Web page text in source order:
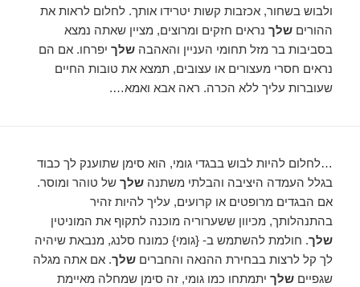
ולבוש בשחור, אכזבות קשות יטרידו אותך. לחלום לראות את
ההוריםשלך נראים חזקים ומרוצים, מציין שאתה נמצא
בסביבות בר מזל תחומי העניין והאהבהשלך יפרחו. אם הם
נראים חסרי מעצורים או עצובים, תמצא את טובות החיים
שעוברות עליך ללא הכרה. ראה אבא ואמא….
…לחלום להיות לבוש בבגדי גומי, הוא סימן שתוענק לך כבוד
בגלל העמדה היציבה והבלתי משתנהשלך של טוהר ומוסר.
אם הבגדים מרופטים או קרועים, עליך להיות זהיר
בהתנהלותך, מכיוון ששערוריה מוכנה לתקוף את המוניטין
שלך. חולמת להשתמש ב- {גומי} כמונח סלנג, מנבאת שיהיה
לך קל לרצות בבחירת ההנאה והחבריםשלך. אם אתה מגלה
שגפייםשלך יתמתחו כמו גומי, זה סימן שמחלה מאיימת